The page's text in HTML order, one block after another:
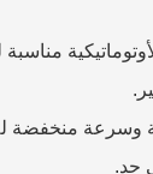
مناسبة
وسرعة منخفضة
حد.